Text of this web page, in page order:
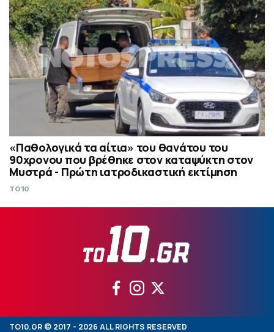
«Παθολογικά τα αίτια» του θανάτου του
90χρονου που βρέθηκε στον καταψύκτη στον
Μυστρά - Πρώτη ιατροδικαστική εκτίμηση
TO10
TO10.GR © 2017 - 2026 ALL RIGHTS RESERVED